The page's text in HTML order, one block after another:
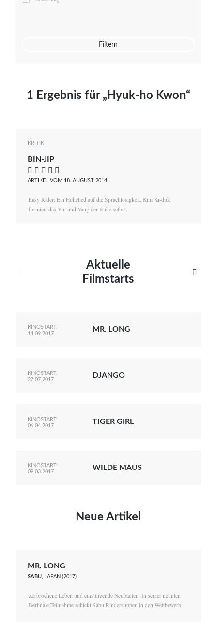
Mato von Vogelstein
Filtern
1 Ergebnis für „Hyuk-ho Kwon“
KRITIK
BIN-JIP
    
ARTIKEL VOM 18. AUGUST 2014
Easy Rider: Ein Hohelied auf die Sprachlosigkeit. Kim Ki-duk
formiert das Yin und Yang der Ruhe selbst.
Aktuelle
Filmstarts

KINOSTART:
14.09.2017
MR. LONG
KINOSTART:
27.07.2017
DJANGO
KINOSTART:
06.04.2017
TIGER GIRL
KINOSTART:
09.03.2017
WILDE MAUS
Neue Artikel
MR. LONG
SABU, JAPAN (2017)
Zerbrochene Leben und einstürzende Neubauten: In seiner neunten
Berlinale-Teilnahme schickt Sabu Rindersuppen in den Wettbewerb.